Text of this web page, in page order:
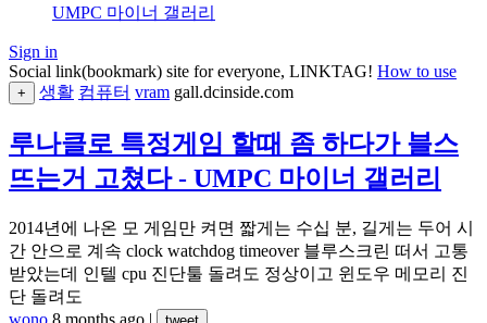
UMPC 마이너 갤러리
Sign in
Social link(bookmark) site for everyone, LINKTAG! How to use
+ 생활 컴퓨터 vram gall.dcinside.com
루나클로 특정게임 할때 좀 하다가 블스
뜨는거 고쳤다 - UMPC 마이너 갤러리
2014년에 나온 모 게임만 켜면 짧게는 수십 분, 길게는 두어 시
간 안으로 계속 clock watchdog timeover 블루스크린 떠서 고통
받았는데 인텔 cpu 진단툴 돌려도 정상이고 윈도우 메모리 진
단 돌려도
wono 8 months ago |